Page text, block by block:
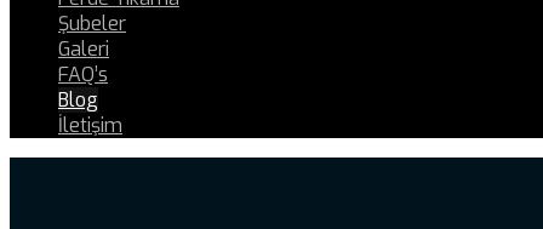
Şubeler
Galeri
FAQ’s
Blog
İletişim